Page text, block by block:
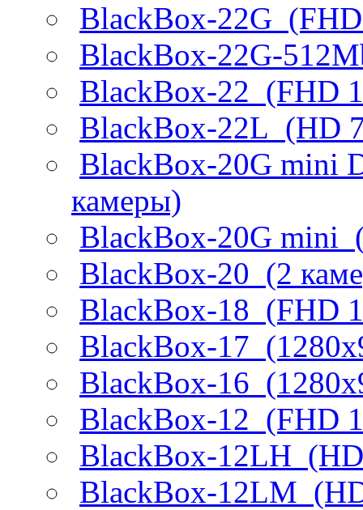
BlackBox-22G
BlackBox-22G-
BlackBox-22 (FHD
BlackBox-22L (HD
BlackBox-20G mini
камеры)
BlackBox-20G mini
BlackBox-20 (2
BlackBox-18 (FHD
BlackBox-17
BlackBox-16
BlackBox-12 (FHD
BlackBox-12LH
BlackBox-12LM